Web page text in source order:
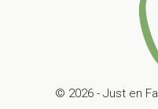
© 2026 - Just en